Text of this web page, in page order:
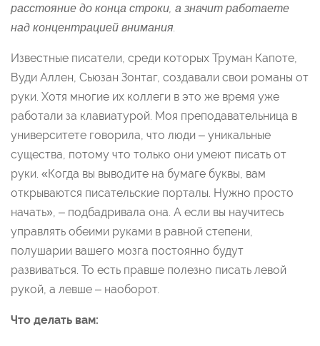
расстояние до конца строки, а значит работаете
над концентрацией внимания.
Известные писатели, среди которых Труман Капоте,
Вуди Аллен, Сьюзан Зонтаг, создавали свои романы от
руки. Хотя многие их коллеги в это же время уже
работали за клавиатурой. Моя преподавательница в
университете говорила, что люди – уникальные
существа, потому что только они умеют писать от
руки. «Когда вы выводите на бумаге буквы, вам
открываются писательские порталы. Нужно просто
начать», – подбадривала она. А если вы научитесь
управлять обеими руками в равной степени,
полушарии вашего мозга постоянно будут
развиваться. То есть правше полезно писать левой
рукой, а левше – наоборот.
Что делать вам: